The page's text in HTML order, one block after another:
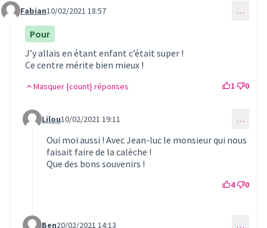
Commentaire 256
Fabian10/02/2021 18:57 …
Pour
J’y allais en étant enfant c’était super !
Ce centre mérite bien mieux !
Masquer {count} réponses 1 0
Commentaire 258 (réponse au commentaire 256)
Lilou10/02/2021 19:11 …
Oui moi aussi ! Avec Jean-luc le monsieur qui nous
faisait faire de la calèche !
Que des bons souvenirs !
4 0
Ben20/02/2021 14:13 …